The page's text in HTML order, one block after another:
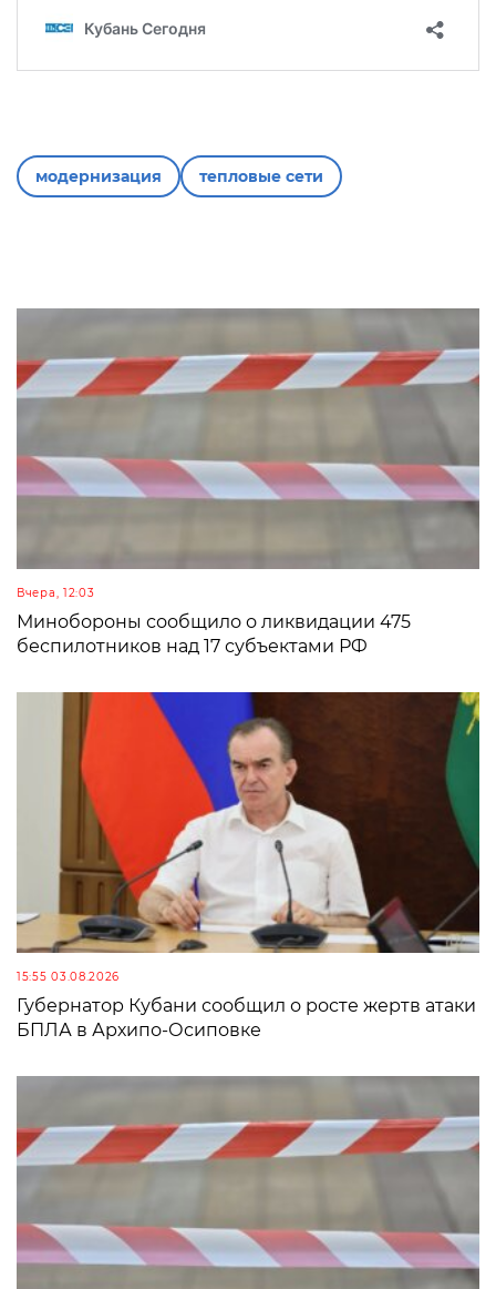
модернизация тепловые сети
Вчера, 12:03
Минобороны сообщило о ликвидации 475
беспилотников над 17 субъектами РФ
15:55 03.08.2026
Губернатор Кубани сообщил о росте жертв атаки
БПЛА в Архипо-Осиповке